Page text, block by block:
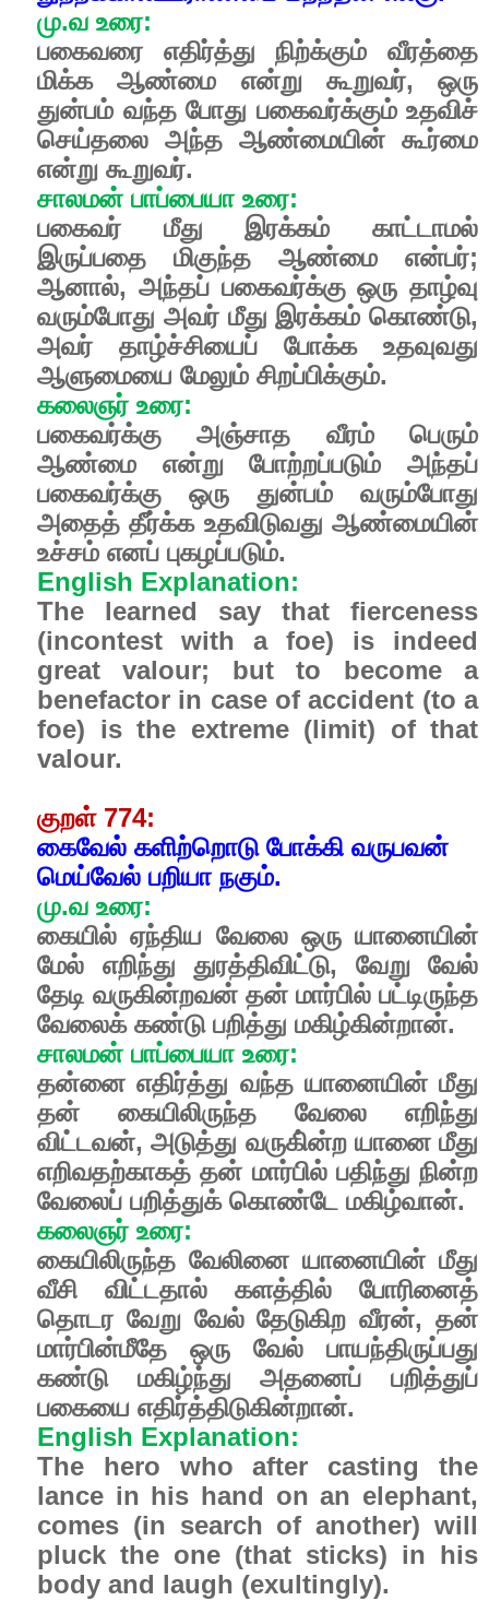
மு.வ உரை:
பகைவரை எதிர்த்து நிற்க்கும் வீரத்தை
மிக்க ஆண்மை என்று கூறுவர், ஒரு
துன்பம் வந்த போது பகைவர்க்கும் உதவிச்
செய்தலை அந்த ஆண்மையின் கூர்மை
என்று கூறுவர்.
சாலமன் பாப்பையா உரை:
பகைவர் மீது இரக்கம் காட்டாமல்
இருப்பதை மிகுந்த ஆண்மை என்பர்;
ஆனால், அந்தப் பகைவர்க்கு ஒரு தாழ்வு
வரும்போது அவர் மீது இரக்கம் கொண்டு,
அவர் தாழ்ச்சியைப் போக்க உதவுவது
ஆளுமையை மேலும் சிறப்பிக்கும்.
கலைஞர் உரை:
பகைவர்க்கு அஞ்சாத வீரம் பெரும்
ஆண்மை என்று போற்றப்படும் அந்தப்
பகைவர்க்கு ஒரு துன்பம் வரும்போது
அதைத் தீர்க்க உதவிடுவது ஆண்மையின்
உச்சம் எனப் புகழப்படும்.
English Explanation:
The learned say that fierceness
(incontest with a foe) is indeed
great valour; but to become a
benefactor in case of accident (to a
foe) is the extreme (limit) of that
valour.
குறள் 774:
கைவேல் களிற்றொடு போக்கி வருபவன்
மெய்வேல் பறியா நகும்.
மு.வ உரை:
கையில் ஏந்திய வேலை ஒரு யானையின்
மேல் எறிந்து துரத்திவிட்டு, வேறு வேல்
தேடி வருகின்றவன் தன் மார்பில் பட்டிருந்த
வேலைக் கண்டு பறித்து மகிழ்கின்றான்.
சாலமன் பாப்பையா உரை:
தன்னை எதிர்த்து வந்த யானையின் மீது
தன் கையிலிருந்த வேலை எறிந்து
விட்டவன், அடுத்து வருகி்ன்ற யானை மீது
எறிவதற்காகத் தன் மார்பில் பதிந்து நின்ற
வேலைப் பறித்துக் கொண்டே மகிழ்வான்.
கலைஞர் உரை:
கையிலிருந்த வேலினை யானையின் மீது
வீசி விட்டதால் களத்தில் போரினைத்
தொடர வேறு வேல் தேடுகிற வீரன், தன்
மார்பின்மீதே ஒரு வேல் பாயந்திருப்பது
கண்டு மகிழ்ந்து அதனைப் பறித்துப்
பகையை எதிர்த்திடுகின்றான்.
English Explanation:
The hero who after casting the
lance in his hand on an elephant,
comes (in search of another) will
pluck the one (that sticks) in his
body and laugh (exultingly).